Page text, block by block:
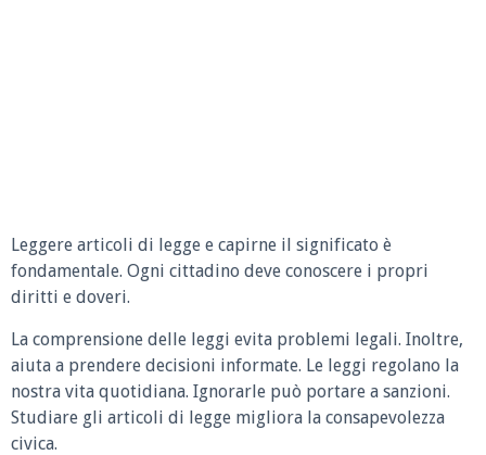
Leggere articoli di legge e capirne il significato è
fondamentale. Ogni cittadino deve conoscere i propri
diritti e doveri.
La comprensione delle leggi evita problemi legali. Inoltre,
aiuta a prendere decisioni informate. Le leggi regolano la
nostra vita quotidiana. Ignorarle può portare a sanzioni.
Studiare gli articoli di legge migliora la consapevolezza
civica.